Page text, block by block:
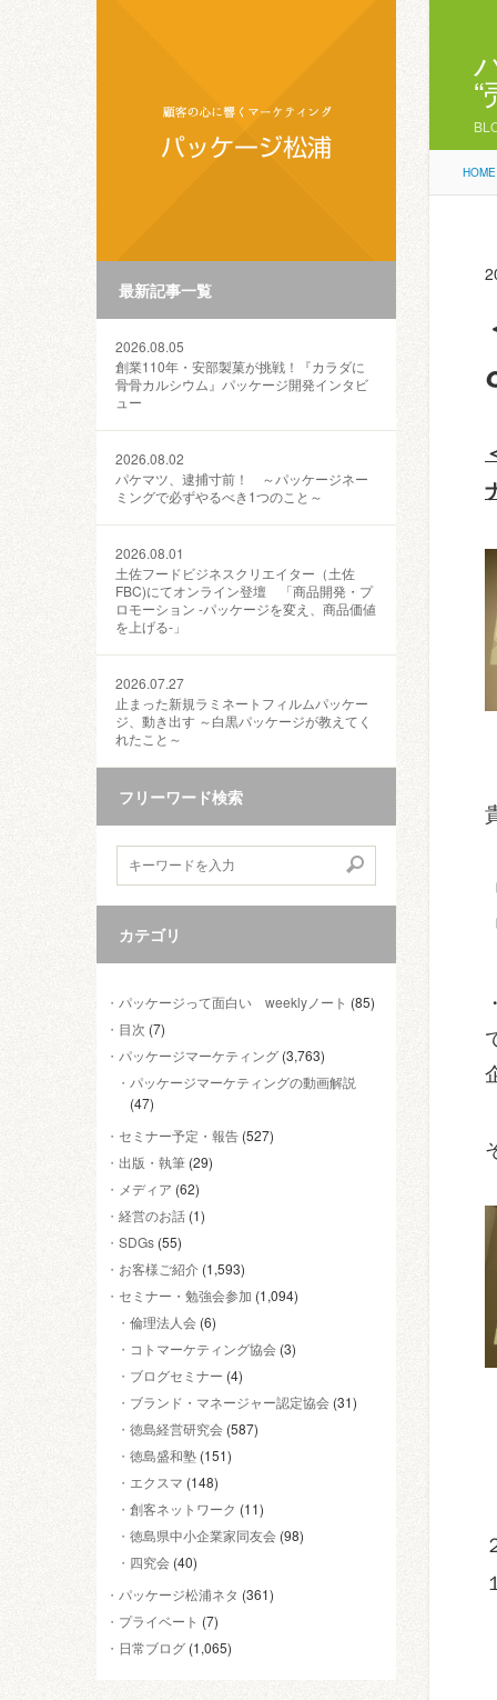
最新記事一覧
2026.08.05
創業110年・安部製菓が挑戦！『カラダに
骨骨カルシウム』パッケージ開発インタビ
ュー
2026.08.02
パケマツ、逮捕寸前！ ～パッケージネー
ミングで必ずやるべき1つのこと～
2026.08.01
土佐フードビジネスクリエイター（土佐
FBC)にてオンライン登壇 「商品開発・プ
ロモーション ‐パッケージを変え、商品価値
を上げる‐」
2026.07.27
止まった新規ラミネートフィルムパッケー
ジ、動き出す ～白黒パッケージが教えてく
れたこと～
フリーワード検索
カテゴリ
パッケージって面白い weeklyノート (85)
目次 (7)
パッケージマーケティング (3,763)
パッケージマーケティングの動画解説
(47)
セミナー予定・報告 (527)
出版・執筆 (29)
メディア (62)
経営のお話 (1)
SDGs (55)
お客様ご紹介 (1,593)
セミナー・勉強会参加 (1,094)
倫理法人会 (6)
コトマーケティング協会 (3)
ブログセミナー (4)
ブランド・マネージャー認定協会 (31)
徳島経営研究会 (587)
徳島盛和塾 (151)
エクスマ (148)
創客ネットワーク (11)
徳島県中小企業家同友会 (98)
四究会 (40)
パッケージ松浦ネタ (361)
プライベート (7)
日常ブログ (1,065)
HOME